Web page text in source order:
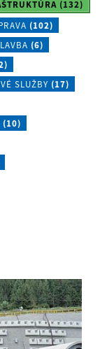
(132)
(102)
(6)
SLUŽBY (17)
(10)